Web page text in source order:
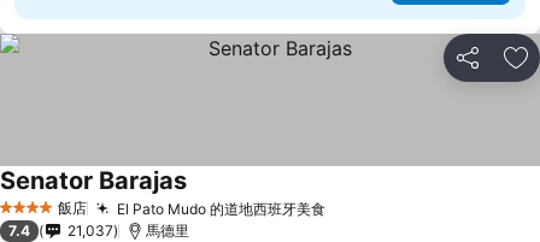
分享 加
4 星級 飯店 El Pato Mudo 的道地西班牙美食
Senator Barajas
7.4 21,037 馬德里